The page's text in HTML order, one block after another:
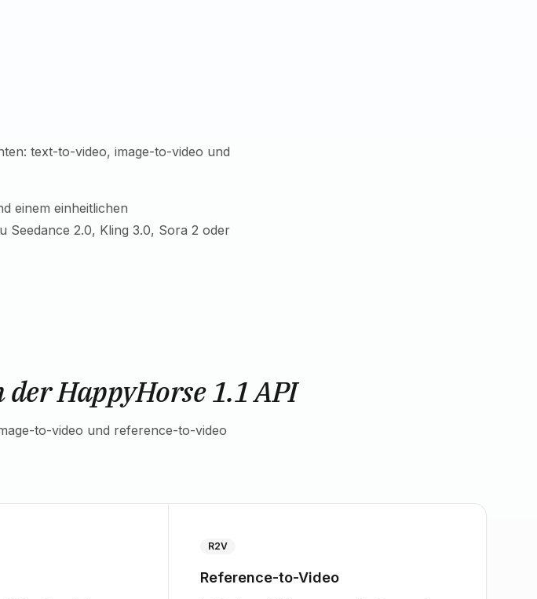
text-to-video, image-to-video und
einem einheitlichen
Seedance 2.0, Kling 3.0, Sora 2 oder
HappyHorse 1.1 API
to-video und reference-to-video
R2V
Reference-to-Video